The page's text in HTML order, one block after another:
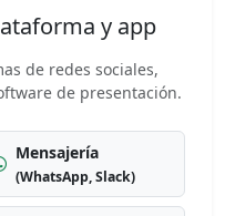
y app
de redes sociales,
de presentación.
Mensajería
(WhatsApp, Slack)